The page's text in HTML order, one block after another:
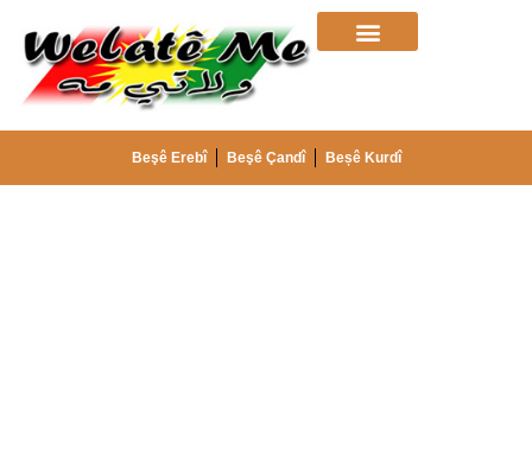
Beşê Erebî Beşê Çandî Beșê Kurdî